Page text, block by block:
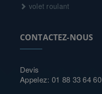
volet roulant
CONTACTEZ-NOUS
Devis
Appelez: 01 88 33 64 60